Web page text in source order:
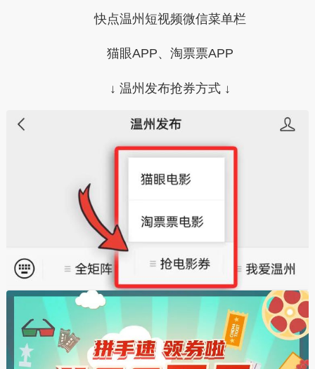
快点温州短视频微信菜单栏
猫眼APP、淘票票APP
↓ 温州发布抢券方式 ↓